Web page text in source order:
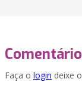
Faça o login deixe